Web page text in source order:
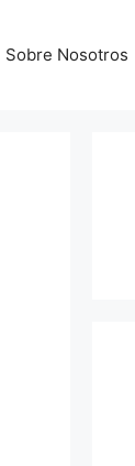
Sobre Nosotros